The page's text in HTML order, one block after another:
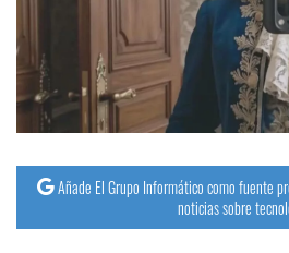
Operadores
Trucos
y
Tutoriales
Añade El Grupo Informático como fuente
noticias sobre